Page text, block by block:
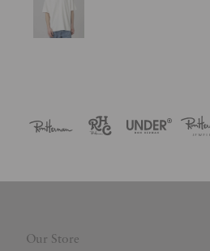
Our Store